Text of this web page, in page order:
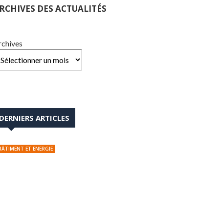
DES ACTUALITÉS
ARTICLES
ET ENERGIE